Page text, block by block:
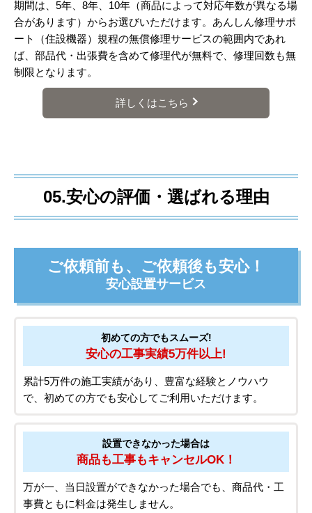
期間は、5年、8年、10年（商品によって対応年数が異なる場
合があります）からお選びいただけます。あんしん修理サポ
ート（住設機器）規程の無償修理サービスの範囲内であれ
ば、部品代・出張費を含めて修理代が無料で、修理回数も無
制限となります。
詳しくはこちら
05.安心の評価・選ばれる理由
ご依頼前も、ご依頼後も安心！
安心設置サービス
初めての方でもスムーズ!
安心の工事実績5万件以上!
累計5万件の施工実績があり、豊富な経験とノウハウ
で、初めての方でも安心してご利用いただけます。
設置できなかった場合は
商品も工事もキャンセルOK！
万が一、当日設置ができなかった場合でも、商品代・工
事費ともに料金は発生しません。